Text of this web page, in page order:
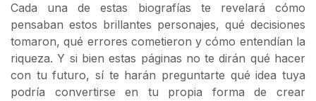
Cada una de estas biografías te revelará cómo
pensaban estos brillantes personajes, qué decisiones
tomaron, qué errores cometieron y cómo entendían la
riqueza. Y si bien estas páginas no te dirán qué hacer
con tu futuro, sí te harán preguntarte qué idea tuya
podría convertirse en tu propia forma de crear